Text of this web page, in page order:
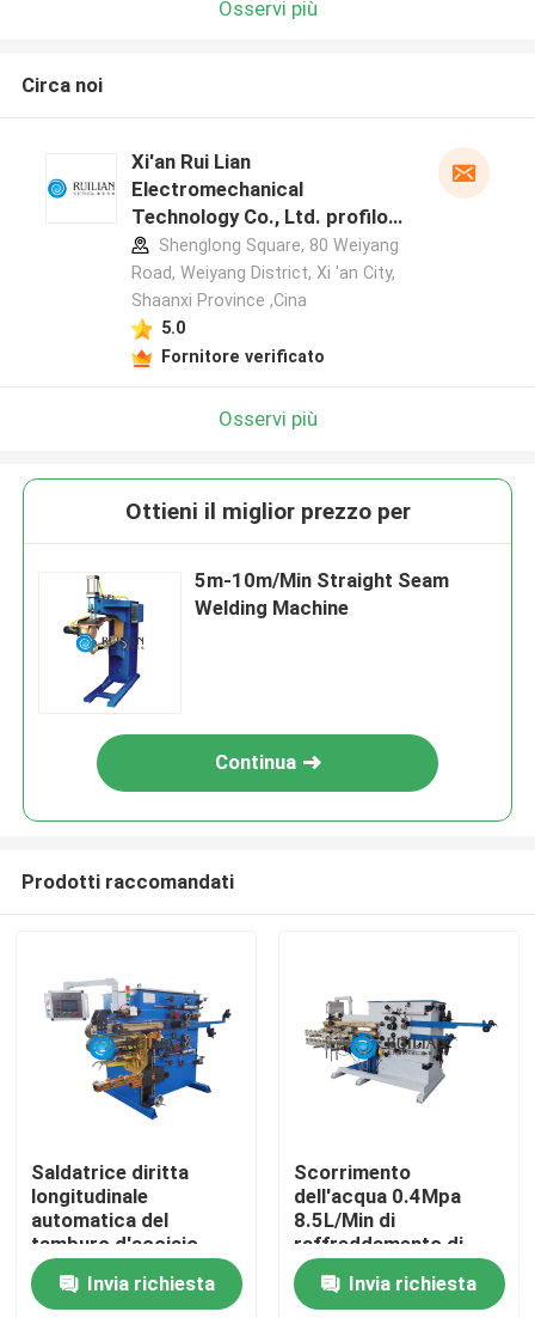
Casa
Chi siamo
Contatti
Osservi più
Circa noi
Xi'an Rui Lian
Electromechanical
Technology Co., Ltd. profilo
del produttore
Shenglong Square, 80 Weiyang
Road, Weiyang District, Xi 'an City,
Shaanxi Province ,Cina
5.0
Fornitore verificato
Osservi più
Ottieni il miglior prezzo per
5m-10m/Min Straight Seam
Welding Machine
Continua
Prodotti raccomandati
Saldatrice diritta
longitudinale
automatica del
tamburo d'acciaio
della cucitura dei semi
Invia richiesta
Scorrimento
dell'acqua 0.4Mpa
8.5L/Min di
raffreddamento di
macchina della
saldatura longitudinale
Invia richiesta